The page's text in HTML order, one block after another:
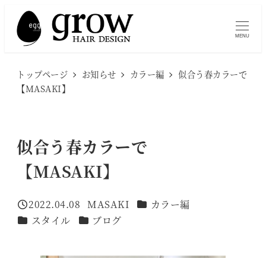
MENU
トップページ お知らせ カラー編
似合う春カラーで
【MASAKI】
似合う春カラーで
【MASAKI】
投稿日
2022.04.08
著
者
MASAKI カテゴリー
カラー編
カテゴリー
スタイル カテゴリー
ブログ